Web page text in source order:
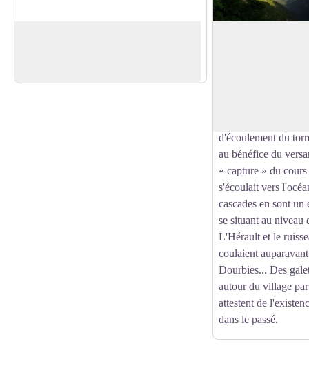
Voir l'image en plein écran
d'écoulement du
au bénéfice du
« capture » du
s'écoulait vers
cascades en sont
se situant au niveau
L'Hérault et le
coulaient
Dourbies... Des
autour du village
attestent de
dans le passé.